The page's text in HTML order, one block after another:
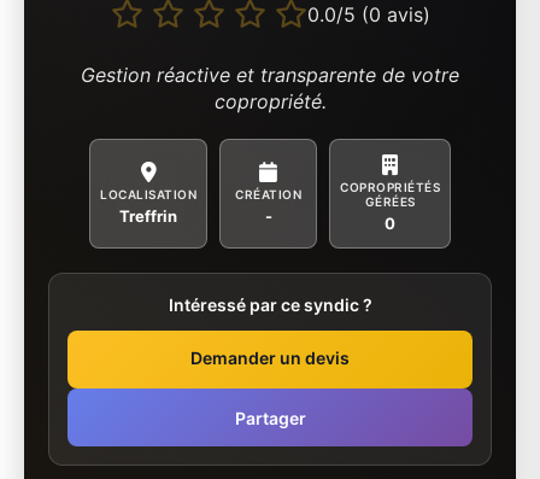
0.0/5 (0 avis)
Gestion réactive et transparente de votre
copropriété.
LOCALISATION
Treffrin
CRÉATION
-
COPROPRIÉTÉS
GÉRÉES
0
Intéressé par ce syndic ?
Demander un devis
Partager